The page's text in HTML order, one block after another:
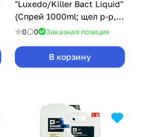
"Luxedo/Killer Bact Liquid"
(Спрей 1000ml; щел р-р,
гот к прим)
0 0 Заказная позиция
В корзину